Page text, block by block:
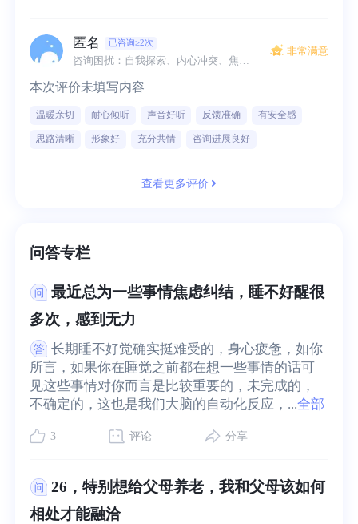
匿名 已咨询≥2次
咨询困扰：自我探索、内心冲突、焦虑、抑郁、社交恐惧
非常满意
本次评价未填写内容
温暖亲切 耐心倾听 声音好听 反馈准确 有安全感
思路清晰 形象好 充分共情 咨询进展良好
查看更多评价
问答专栏
最近总为一些事情焦虑纠结，睡不好醒很
多次，感到无力
长期睡不好觉确实挺难受的，身心疲惫，如你
所言，如果你在睡觉之前都在想一些事情的话可
见这些事情对你而言是比较重要的，未完成的，
不确定的，这也是我们大脑的自动化反应，...全部
3 评论 分享
26，特别想给父母养老，我和父母该如何
相处才能融洽